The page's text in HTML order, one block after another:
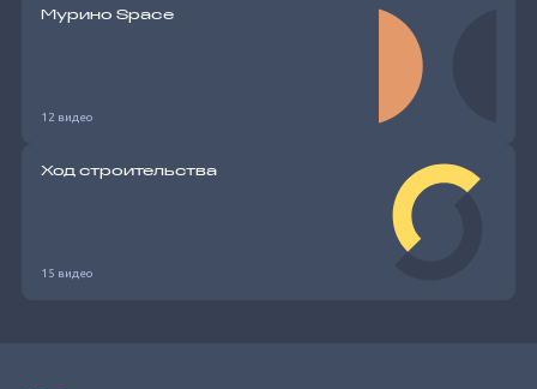
Мурино Space
12 видео
Ход строительства
15 видео